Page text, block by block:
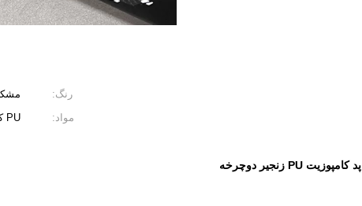
رنگ:
مواد:
PU کامپوزیت متریال
پد کامپوزیت PU زنجیر دوچرخه